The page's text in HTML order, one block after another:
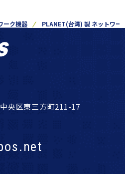
ーク機器 PLANET(台湾) 製 ネットワー
央区東三方町211-17